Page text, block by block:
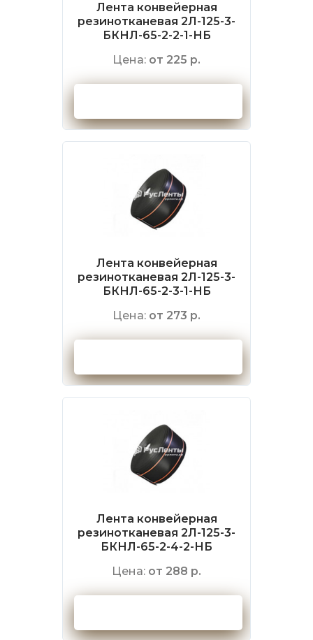
Лента конвейерная
резинотканевая 2Л-125-3-
БКНЛ-65-2-2-1-НБ
Цена: от 225 р.
Лента конвейерная
резинотканевая 2Л-125-3-
БКНЛ-65-2-3-1-НБ
Цена: от 273 р.
Лента конвейерная
резинотканевая 2Л-125-3-
БКНЛ-65-2-4-2-НБ
Цена: от 288 р.